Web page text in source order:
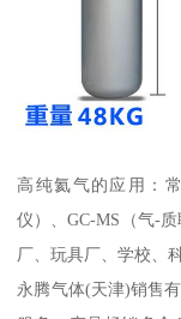
高纯氦气的应用：
仪）、GC-MS（气-
厂、玩具厂、学校、
永腾气体(天津)销售